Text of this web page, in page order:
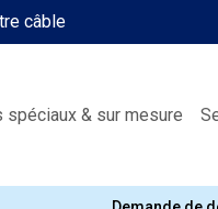
câble
spéciaux & sur mesure